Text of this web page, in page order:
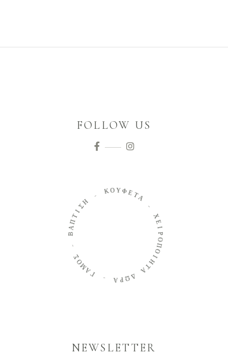
FOLLOW US
Γ
Α
Μ
Ο
Σ
Β
Α
Π
Τ
Ι
Σ
Η
- ΚΟΥΦΕΤΑ
-
Χ
Ε
Ρ
Ο
Π
Ο
Ι
Η
Τ
Α
Δ
Ω
Ρ
Α
-
NEWSLETTER